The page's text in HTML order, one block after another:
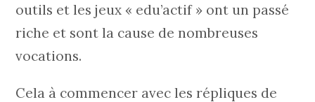
outils et les jeux « edu’actif » ont un passé
riche et sont la cause de nombreuses
vocations.
Cela à commencer avec les répliques de